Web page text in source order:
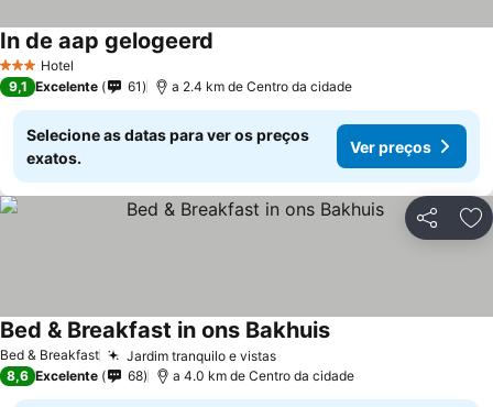
3 EstrelasHotel
In de aap gelogeerd
9,1 Excelente 61 a 2.4 km de Centro da cidade
Selecione as datas para ver os preços
exatos.
Ver preços
Partilhar
Bed & Breakfast Jardim tranquilo e vistas
Bed & Breakfast in ons Bakhuis
8,6 Excelente 68 a 4.0 km de Centro da cidade